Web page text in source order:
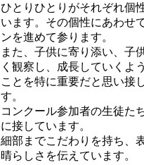
ひとりひとりがそれぞれ個
います。その個性にあわせ
ンを進めて参ります。
また、子供に寄り添い、子
く観察し、成長していくよ
ことを特に重要だと思い接
す。
コンクール参加者の生徒た
に接しています。
細部までこだわりを持ち、
晴らしさを伝えています。